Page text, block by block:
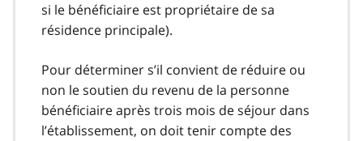
si le bénéficiaire est propriétaire de sa
résidence principale).
Pour déterminer s’il convient de réduire ou
non le soutien du revenu de la personne
bénéficiaire après trois mois de séjour dans
l’établissement, on doit tenir compte des